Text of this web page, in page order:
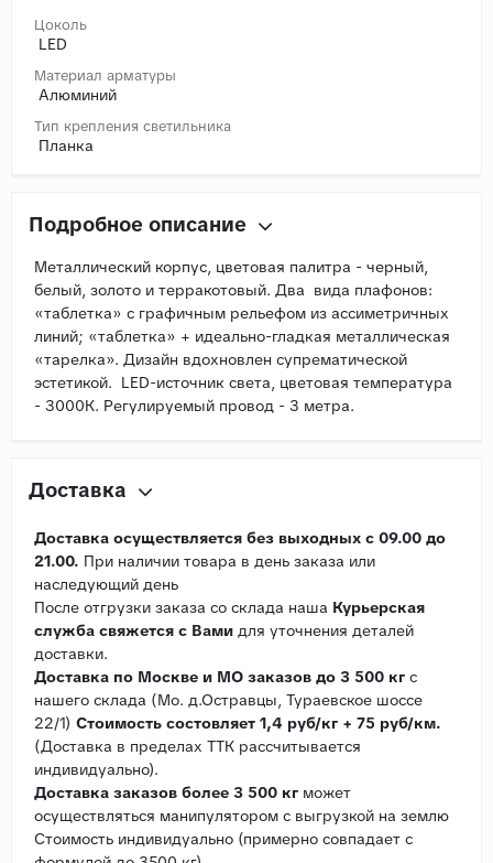
Цоколь
LED
Материал арматуры
Алюминий
Тип крепления светильника
Планка
Подробное описание
Металлический корпус, цветовая палитра - черный,
белый, золото и терракотовый. Два вида плафонов:
«таблетка» с графичным рельефом из ассиметричных
линий; «таблетка» + идеально-гладкая металлическая
«тарелка». Дизайн вдохновлен супрематической
эстетикой. LED-источник света, цветовая температура
- 3000К. Регулируемый провод - 3 метра.
Доставка
Доставка осуществляется без выходных с 09.00 до
21.00. При наличии товара в день заказа или
наследующий день
После отгрузки заказа со склада наша Курьерская
служба свяжется с Вами для уточнения деталей
доставки.
Доставка по Москве и МО заказов до 3 500 кг с
нашего склада (Мо. д.Остравцы, Тураевское шоссе
22/1) Стоимость состовляет 1,4 руб/кг + 75 руб/км.
(Доставка в пределах ТТК рассчитывается
индивидуально).
Доставка заказов более 3 500 кг может
осуществляться манипулятором с выгрузкой на землю
Стоимость индивидуально (примерно совпадает с